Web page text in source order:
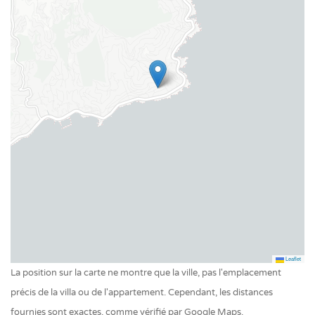
Des frais supplémentaires, ou chiens admis, ainsi que
d’autres informations importantes se trouvent en bas de
83107 000512 1P
Jardin
Piscine
Piscine chauffée
Leaflet
La position sur la carte ne montre que la ville, pas l'emplacement
précis de la villa ou de l'appartement. Cependant, les distances
fournies sont exactes, comme vérifié par Google Maps.